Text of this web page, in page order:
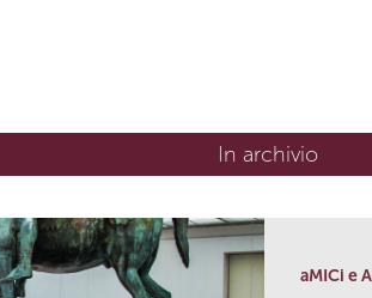
In archivio
aMICi e